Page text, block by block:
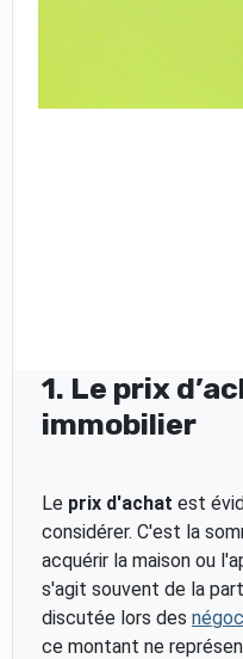
1. Le prix
immobilier
Le prix d'achat est
considérer. C'est la
acquérir la maison ou
s'agit souvent de la
discutée lors des
ce montant ne